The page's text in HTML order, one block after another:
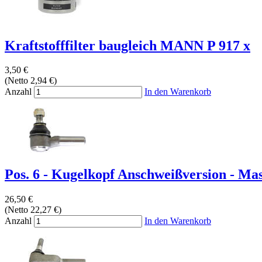
Kraftstofffilter baugleich MANN P 917 x
3,50 €
(Netto 2,94 €)
Anzahl
In den Warenkorb
Pos. 6 - Kugelkopf Anschweißversion -
26,50 €
(Netto 22,27 €)
Anzahl
In den Warenkorb